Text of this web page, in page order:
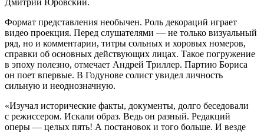
Дмитрий Юровский.
Формат представления необычен. Роль декораций играет
видео проекция. Перед слушателями — не только визуальный
ряд, но и комментарии, титры сольных и хоровых номеров,
справки об основных действующих лицах. Такое погружение
в эпоху полезно, отмечает Андрей Триллер. Партию Бориса
он поет впервые. В Годунове солист увидел личность
сильную и неоднозначную.
«Изучал исторические факты, документы, долго беседовали
с режиссером. Искали образ. Ведь он разный. Редакций
оперы — целых пять! А постановок и того больше. И везде